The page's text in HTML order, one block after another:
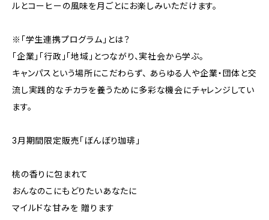
ルとコーヒーの風味を月ごとにお楽しみいただけます。
※「学生連携プログラム」とは？
「企業」「行政」「地域」とつながり、実社会から学ぶ。
キャンパスという場所にこだわらず、 あらゆる人や企業・団体と交
流し実践的なチカラを養うために多彩な機会にチャレンジしてい
ます。
3月期間限定販売「ぼんぼり珈琲」
桃の香りに包まれて
おんなのこにもどりたいあなたに
マイルドな甘みを 贈ります